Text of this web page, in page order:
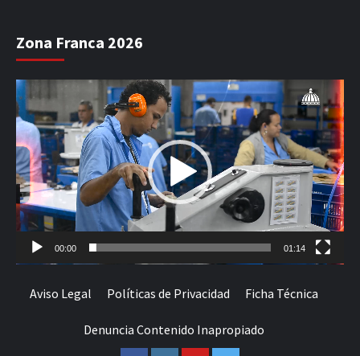
Zona Franca 2026
Reproductor
de
vídeo
00:00 01:14
Aviso Legal Políticas de Privacidad Ficha Técnica
Denuncia Contenido Inapropiado